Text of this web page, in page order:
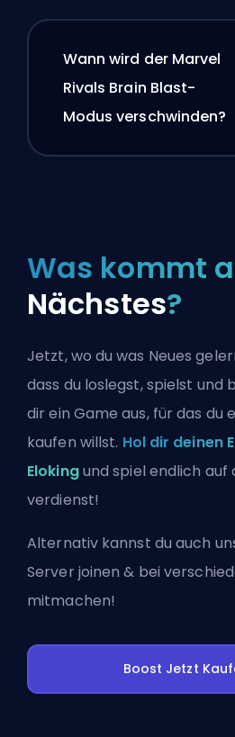
Wann wird der Marvel
Rivals Brain Blast-
Modus verschwinden?
Was kommt
Nächstes?
Jetzt, wo du was Neues
dass du loslegst, spielst und
dir ein Game aus, für das du
kaufen willst. Hol dir deinen
Elokingund spiel endlich auf
verdienst!
Alternativ kannst du auch
Server joinen & bei
mitmachen!
Boost Jetzt